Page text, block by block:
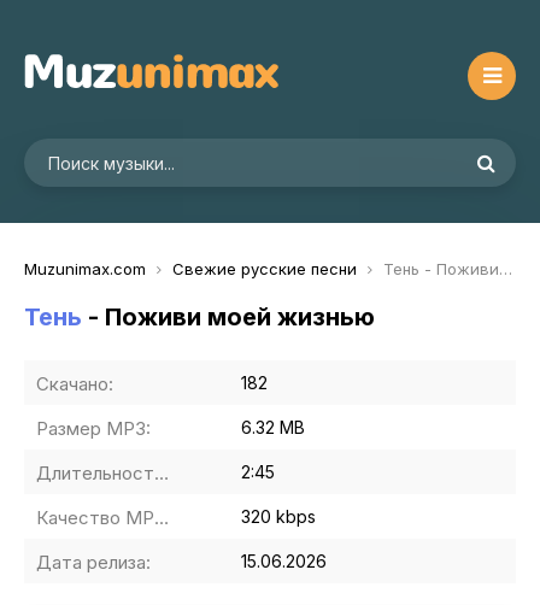
Muzunimax.com Свежие русские песни Тень - Поживи моей жизнью
Тень - Поживи моей жизнью
Скачано: 182
Размер MP3: 6.32 MB
Длительность MP3: 2:45
Качество MP3: 320 kbps
Дата релиза: 15.06.2026